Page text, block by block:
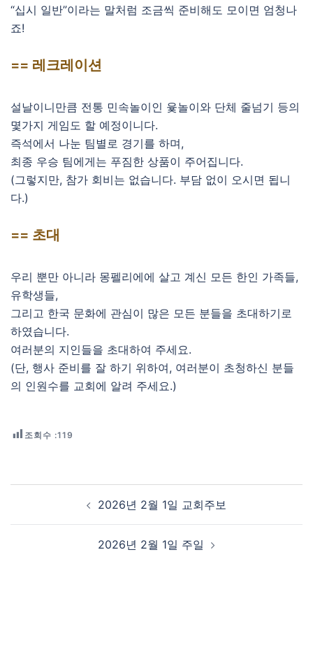
“십시 일반”이라는 말처럼 조금씩 준비해도 모이면 엄청나
죠!
== 레크레이션
설날이니만큼 전통 민속놀이인 윷놀이와 단체 줄넘기 등의
몇가지 게임도 할 예정이니다.
즉석에서 나눈 팀별로 경기를 하며,
최종 우승 팀에게는 푸짐한 상품이 주어집니다.
(그렇지만, 참가 회비는 없습니다. 부담 없이 오시면 됩니
다.)
== 초대
우리 뿐만 아니라 몽펠리에에 살고 계신 모든 한인 가족들,
유학생들,
그리고 한국 문화에 관심이 많은 모든 분들을 초대하기로
하였습니다.
여러분의 지인들을 초대하여 주세요.
(단, 행사 준비를 잘 하기 위하여, 여러분이 초청하신 분들
의 인원수를 교회에 알려 주세요.)
조회수 :119
Post navigation
2026년 2월 1일 교회주보
2026년 2월 1일 주일